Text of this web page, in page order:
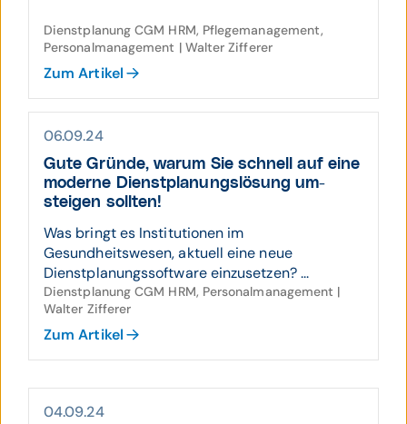
Dienstplanung CGM HRM, Pflegemanagement,
Personalmanagement | Walter Zifferer
Zum Artikel
06.09.24
Gute Gründe, warum Sie schnell auf eine
moderne Dienst­planungs­lösung um­
steigen sollten!
Was bringt es Institutionen im
Gesundheitswesen, aktuell eine neue
Dienstplanungssoftware einzusetzen? ...
Dienstplanung CGM HRM, Personalmanagement |
Walter Zifferer
Zum Artikel
04.09.24